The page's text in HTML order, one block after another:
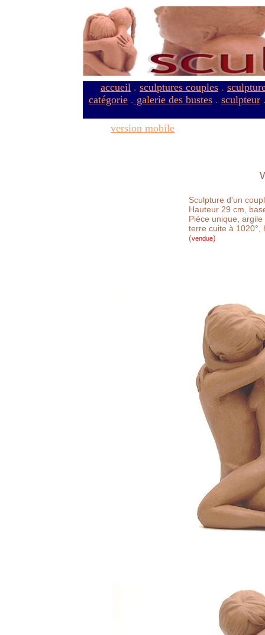
accueil . sculptures couples .
catégorie . galerie des bustes . sculpteur
version mobile
Sculpture d'un
Hauteur 29 cm,
Pièce unique,
terre cuite à 1020°,
(vendue)